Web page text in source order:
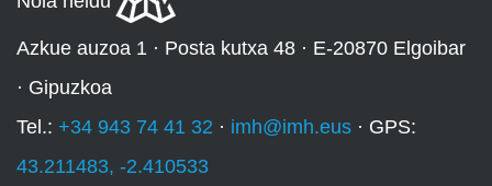
Azkue auzoa 1 · Posta kutxa 48 · E-20870 Elgoibar
· Gipuzkoa
Tel.: +34 943 74 41 32 · imh@imh.eus · GPS:
43.211483, -2.410533